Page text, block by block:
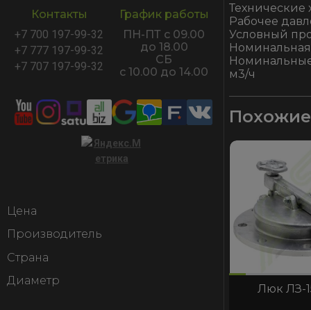
Технические
Рабочее
Условный
м3/ч
Похожие
Люк ЛЗ-
Контакты
+7 700 197-99-32
+7 777 197-99-32
+7 707 197-99-32
График работы
ПН-ПТ с 09.00
до 18.00
СБ
с 10.00 до 14.00
Цена
Производитель
Страна
Диаметр